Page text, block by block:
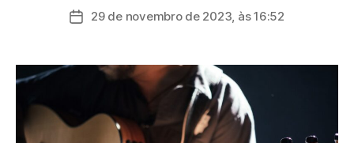
Data29 de novembro de 2023, às 16:52